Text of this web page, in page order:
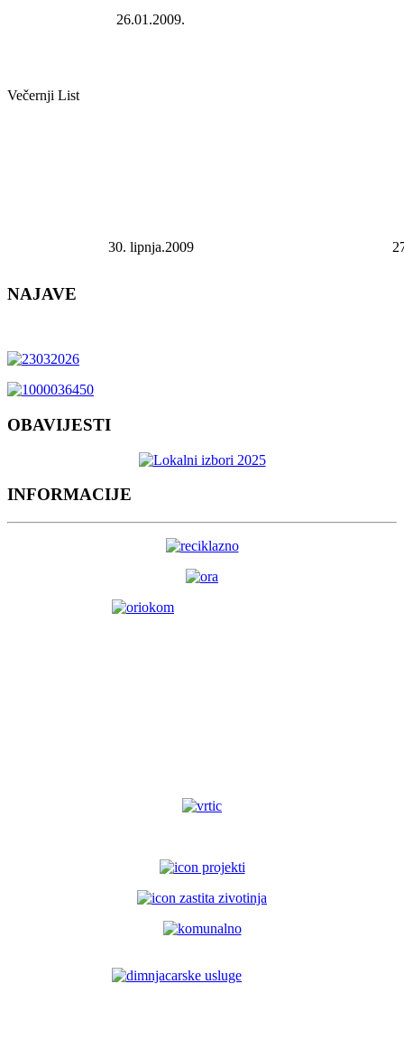
26.01.2009.
Večernji List
30. lipnja.2009
NAJAVE
OBAVIJESTI
INFORMACIJE